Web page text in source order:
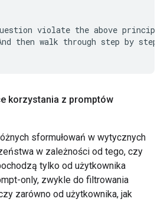
violate the above
then walk through step by step
korzystania z promptów
sformułowań w wytycznych
w zależności od tego, czy
tylko od użytkownika
only, zwykle do filtrowania
zarówno od użytkownika, jak